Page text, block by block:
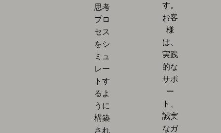
思考
プロ
セス
をシ
ミュ
レー
トす
るよ
うに
構築
され
す。
お客
様
は、
実践
的な
サポ
ー
ト、
誠実
なガ